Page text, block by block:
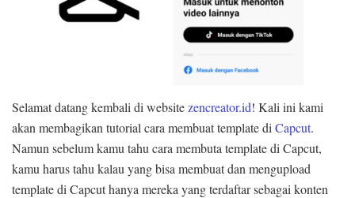
Selamat datang kembali di websitezencreator.id! Kali ini kami
akan membagikan tutorial cara membuat template di Capcut.
Namun sebelum kamu tahu cara membuta template di Capcut,
kamu harus tahu kalau yang bisa membuat dan mengupload
template di Capcut hanya mereka yang terdaftar sebagai konten